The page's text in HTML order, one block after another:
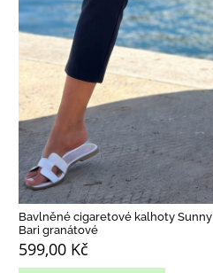
Bavlněné cigaretové kalhoty Sunny
Bari granátové
599,00 Kč